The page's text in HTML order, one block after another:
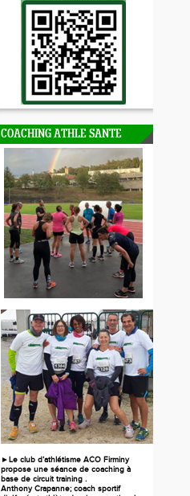
COACHING ATHLE SANTE
►Le club d’athlétisme ACO Firminy
propose une séance de coaching à
base de circuit training .
Anthony Crapanne; coach sportif